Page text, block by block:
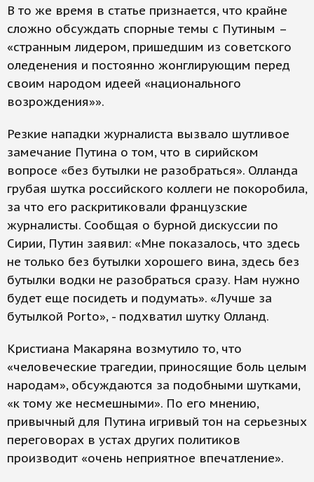
В то же время в статье признается, что крайне
сложно обсуждать спорные темы с Путиным –
«странным лидером, пришедшим из советского
оледенения и постоянно жонглирующим перед
своим народом идеей «национального
возрождения»».
Резкие нападки журналиста вызвало шутливое
замечание Путина о том, что в сирийском
вопросе «без бутылки не разобраться». Олланда
грубая шутка российского коллеги не покоробила,
за что его раскритиковали французские
журналисты. Сообщая о бурной дискуссии по
Сирии, Путин заявил: «Мне показалось, что здесь
не только без бутылки хорошего вина, здесь без
бутылки водки не разобраться сразу. Нам нужно
будет еще посидеть и подумать». «Лучше за
бутылкой Porto», - подхватил шутку Олланд.
Кристиана Макаряна возмутило то, что
«человеческие трагедии, приносящие боль целым
народам», обсуждаются за подобными шутками,
«к тому же несмешными». По его мнению,
привычный для Путина игривый тон на серьезных
переговорах в устах других политиков
производит «очень неприятное впечатление».